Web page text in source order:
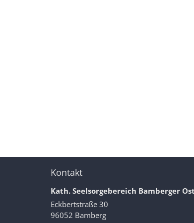
Kontakt
Kath. Seelsorgebereich Bamberger
Eckbertstraße 30
96052 Bamberg